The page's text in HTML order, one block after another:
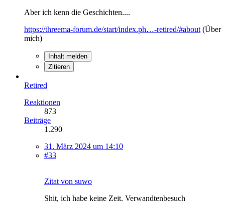
Aber ich kenn die Geschichten....
https://threema-forum.de/start/index.ph…-retired/#about (Über
mich)
Inhalt melden
Zitieren
Retired
Reaktionen
873
Beiträge
1.290
31. März 2024 um 14:10
#33
Zitat von suwo
Shit, ich habe keine Zeit. Verwandtenbesuch